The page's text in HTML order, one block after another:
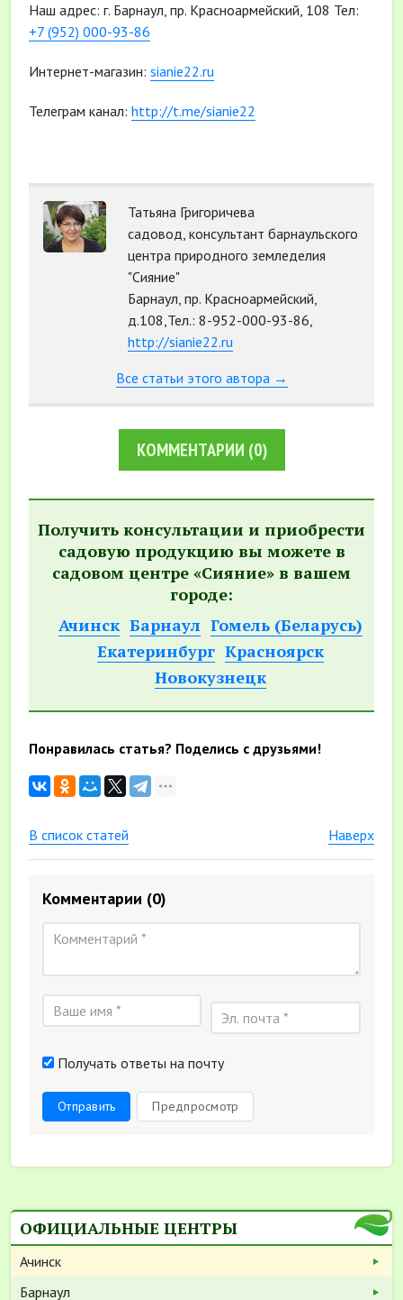
Наш адрес: г. Барнаул, пр. Красноармейский, 108 Тел:
+7 (952) 000-93-86
Интернет-магазин: sianie22.ru
Телеграм канал: http://t.me/sianie22
Татьяна Григоричева
садовод, консультант барнаульского
центра природного земледелия
"Сияние"
Барнаул, пр. Красноармейский,
д.108,Тел.: 8-952-000-93-86,
http://sianie22.ru
Все статьи этого автора →
КОММЕНТАРИИ (0)
Получить консультации и приобрести
садовую продукцию вы можете в
садовом центре «Сияние» в вашем
городе:
Ачинск Барнаул Гомель (Беларусь)
Екатеринбург Красноярск
Новокузнецк
Понравилась статья? Поделись с друзьями!
В список статей Наверх
Комментарии (0)
Получать ответы на почту
Отправить Предпросмотр
ОФИЦИАЛЬНЫЕ ЦЕНТРЫ
Ачинск
Барнаул